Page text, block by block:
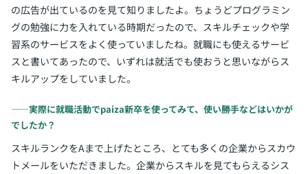
の広告が出ているのを見て知りましたよ。ちょうどプログラミン
グの勉強に力を入れている時期だったので、スキルチェックや学
習系のサービスをよく使っていましたね。就職にも使えるサービ
スと書いてあったので、いずれは就活でも使おうと思いながらス
キルアップをしていました。
――実際に就職活動でpaiza新卒を使ってみて、使い勝手などはいかが
でしたか？
スキルランクをAまで上げたところ、とても多くの企業からスカウ
トメールをいただきました。企業からスキルを見てもらえるシス